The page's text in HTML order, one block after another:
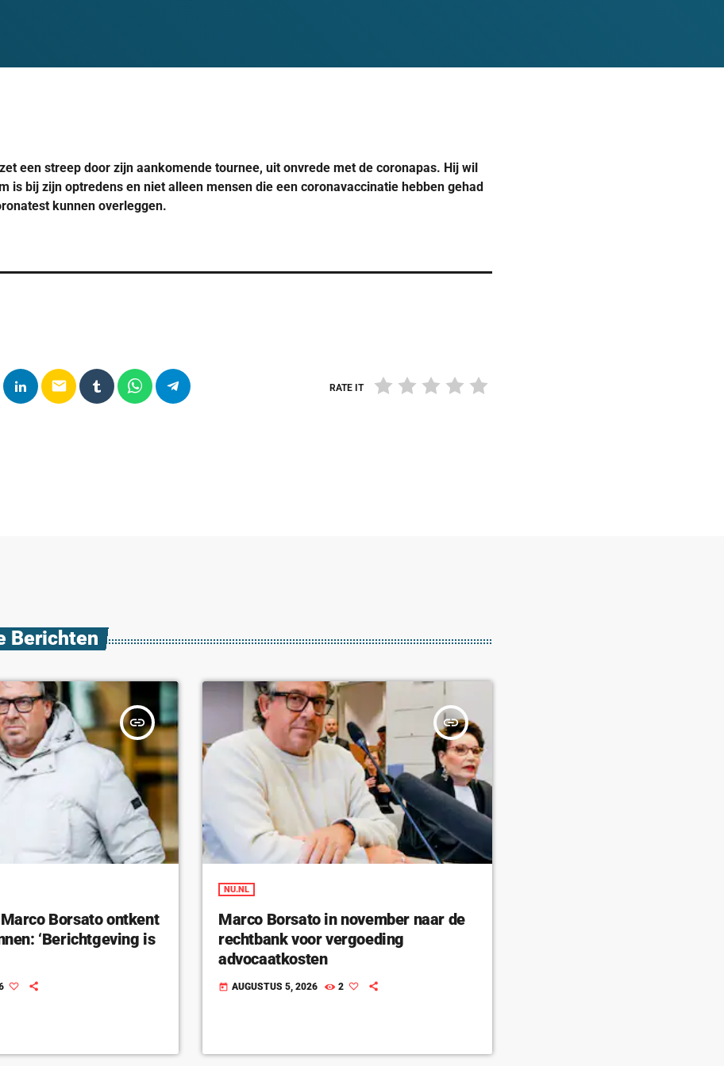
een streep door zijn aankomende tournee, uit onvrede met de coronapas. Hij wil
is bij zijn optredens en niet alleen mensen die een coronavaccinatie hebben gehad
kunnen overleggen.
email RATE IT
Berichten
insert_link
Borsato ontkent
‘Berichtgeving is
insert_link
NU.NL
Marco Borsato in november naar de
rechtbank voor vergoeding
advocaatkosten
today AUGUSTUS 5, 2026 2